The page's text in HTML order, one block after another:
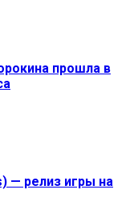
прошла в
— релиз игры на